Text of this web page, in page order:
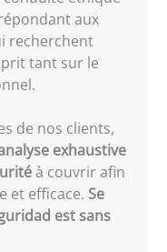
aux
recherchent
tant sur le
de nos clients,
exhaustive
à couvrir afin
et efficace. Se
est sans